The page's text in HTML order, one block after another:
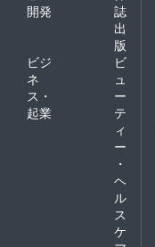
開発
誌
出
版
ビジ
ネ
ス・
起業
ビ
ュ
ー
テ
ィ
ー
・
ヘ
ル
ス
ケ